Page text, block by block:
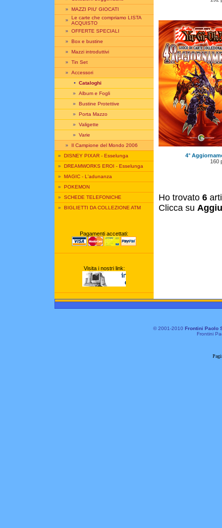
» MAZZI PIU' GIOCATI
» Le carte che compriamo LISTA
ACQUISTO
» OFFERTE SPECIALI
» Box e bustine
» Mazzi introduttivi
» Tin Set
» Accessori
• Cataloghi
» Album e Fogli
» Bustine Protettive
» Porta Mazzo
» Valigette
» Varie
» Il Campione del Mondo 2006
» DISNEY PIXAR - Esselunga
» DREAMWORKS EROI - Esselunga
» MAGIC - L'adunanza
» POKEMON
» SCHEDE TELEFONICHE
» BIGLIETTI DA COLLEZIONE ATM
Pagamenti accettati:
Visita i nostri link:
4°
160
Ho trovato 6
Clicca su
© 2001-2010 Frontini Paolo
Frontini